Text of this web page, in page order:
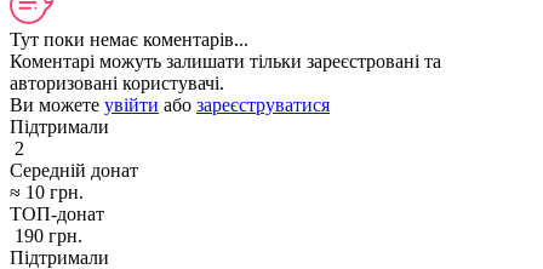
Тут поки немає коментарів...
Коментарі можуть залишати тільки зареєстровані та
авторизовані користувачі.
Ви можете увійти або зареєструватися
Підтримали
2
Середній донат
≈ 10 грн.
ТОП-донат
190 грн.
Підтримали